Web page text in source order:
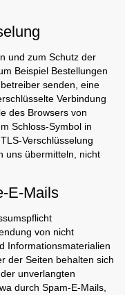
und zum Schutz der
Beispiel Bestellungen
senden, eine
Verbindung
des Browsers von
Schloss-Symbol in
Verschlüsselung
uns übermitteln, nicht
E-Mails
von nicht
Informationsmaterialien
der Seiten behalten sich
unverlangten
durch Spam-E-Mails,